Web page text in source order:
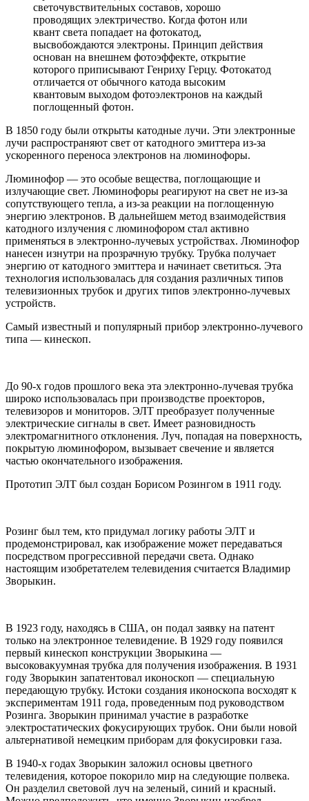
светочувствительных составов, хорошо
проводящих электричество. Когда фотон или
квант света попадает на фотокатод,
высвобождаются электроны. Принцип действия
основан на внешнем фотоэффекте, открытие
которого приписывают Генриху Герцу. Фотокатод
отличается от обычного катода высоким
квантовым выходом фотоэлектронов на каждый
поглощенный фотон.
В 1850 году были открыты катодные лучи. Эти электронные
лучи распространяют свет от катодного эмиттера из-за
ускоренного переноса электронов на люминофоры.
Люминофор — это особые вещества, поглощающие и
излучающие свет. Люминофоры реагируют на свет не из-за
сопутствующего тепла, а из-за реакции на поглощенную
энергию электронов. В дальнейшем метод взаимодействия
катодного излучения с люминофором стал активно
применяться в электронно-лучевых устройствах. Люминофор
нанесен изнутри на прозрачную трубку. Трубка получает
энергию от катодного эмиттера и начинает светиться. Эта
технология использовалась для создания различных типов
телевизионных трубок и других типов электронно-лучевых
устройств.
Самый известный и популярный прибор электронно-лучевого
типа — кинескоп.
До 90-х годов прошлого века эта электронно-лучевая трубка
широко использовалась при производстве проекторов,
телевизоров и мониторов. ЭЛТ преобразует полученные
электрические сигналы в свет. Имеет разновидность
электромагнитного отклонения. Луч, попадая на поверхность,
покрытую люминофором, вызывает свечение и является
частью окончательного изображения.
Прототип ЭЛТ был создан Борисом Розингом в 1911 году.
Розинг был тем, кто придумал логику работы ЭЛТ и
продемонстрировал, как изображение может передаваться
посредством прогрессивной передачи света. Однако
настоящим изобретателем телевидения считается Владимир
Зворыкин.
В 1923 году, находясь в США, он подал заявку на патент
только на электронное телевидение. В 1929 году появился
первый кинескоп конструкции Зворыкина —
высоковакуумная трубка для получения изображения. В 1931
году Зворыкин запатентовал иконоскоп — специальную
передающую трубку. Истоки создания иконоскопа восходят к
экспериментам 1911 года, проведенным под руководством
Розинга. Зворыкин принимал участие в разработке
электростатических фокусирующих трубок. Они были новой
альтернативой немецким приборам для фокусировки газа.
В 1940-х годах Зворыкин заложил основы цветного
телевидения, которое покорило мир на следующие полвека.
Он разделил световой луч на зеленый, синий и красный.